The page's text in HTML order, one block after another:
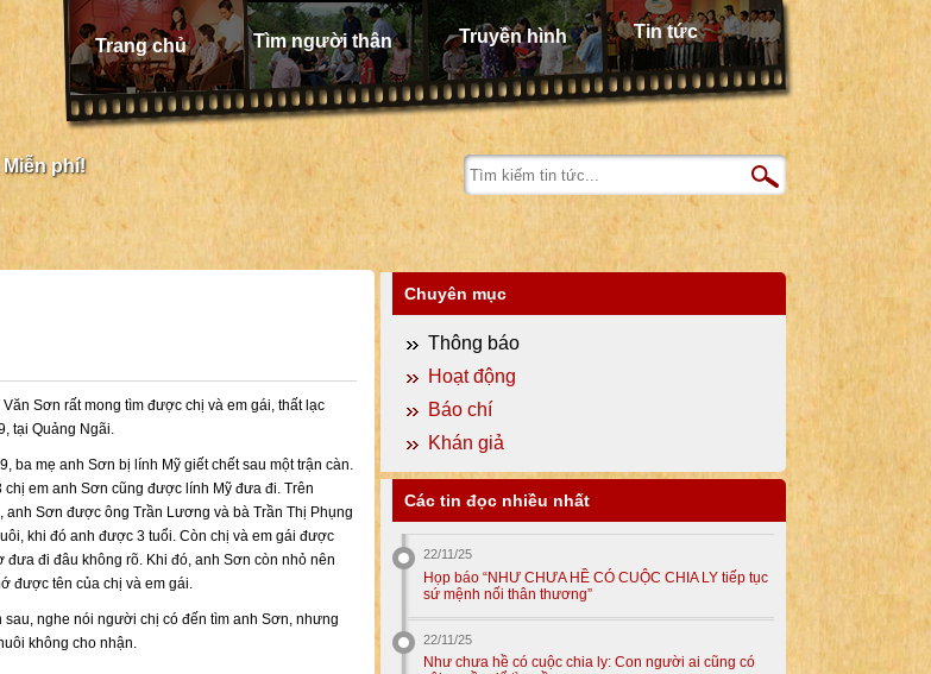
Trang chủ Tìm người thân Truyền hình Tin tức
phí!
Văn Sơn rất mong tìm được chị và em gái, thất lạc
tại Quảng Ngãi.
ba mẹ anh Sơn bị lính Mỹ giết chết sau một trận càn.
chị em anh Sơn cũng được lính Mỹ đưa đi. Trên
anh Sơn được ông Trần Lương và bà Trần Thị Phụng
khi đó anh được 3 tuổi. Còn chị và em gái được
đưa đi đâu không rõ. Khi đó, anh Sơn còn nhỏ nên
được tên của chị và em gái.
sau, nghe nói người chị có đến tìm anh Sơn, nhưng
không cho nhận.
Chuyên mục
Thông báo
Hoạt động
Báo chí
Khán giả
Các tin đọc nhiều nhất
22/11/25
Họp báo “NHƯ CHƯA HỀ CÓ CUỘC CHIA LY tiếp tục
sứ mệnh nối thân thương”
22/11/25
Như chưa hề có cuộc chia ly: Con người ai cũng có